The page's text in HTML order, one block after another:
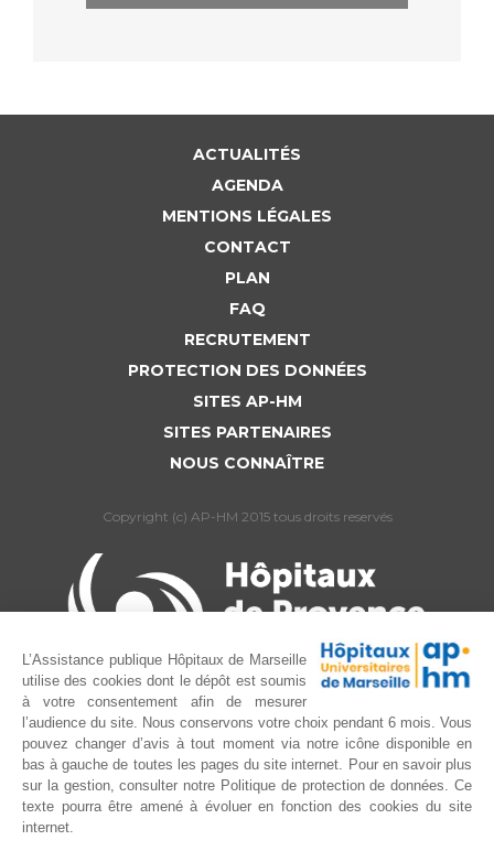
ACTUALITÉS
AGENDA
MENTIONS LÉGALES
CONTACT
PLAN
FAQ
RECRUTEMENT
PROTECTION DES DONNÉES
SITES AP-HM
SITES PARTENAIRES
NOUS CONNAÎTRE
Copyright (c) AP-HM 2015 tous droits reservés
L’Assistance publique Hôpitaux de Marseille
utilise des cookies dont le dépôt est soumis
à votre consentement afin de mesurer
l’audience du site. Nous conservons votre choix pendant 6 mois. Vous
pouvez changer d’avis à tout moment via notre icône disponible en
bas à gauche de toutes les pages du site internet. Pour en savoir plus
sur la gestion, consulter notre Politique de protection de données. Ce
texte pourra être amené à évoluer en fonction des cookies du site
internet.